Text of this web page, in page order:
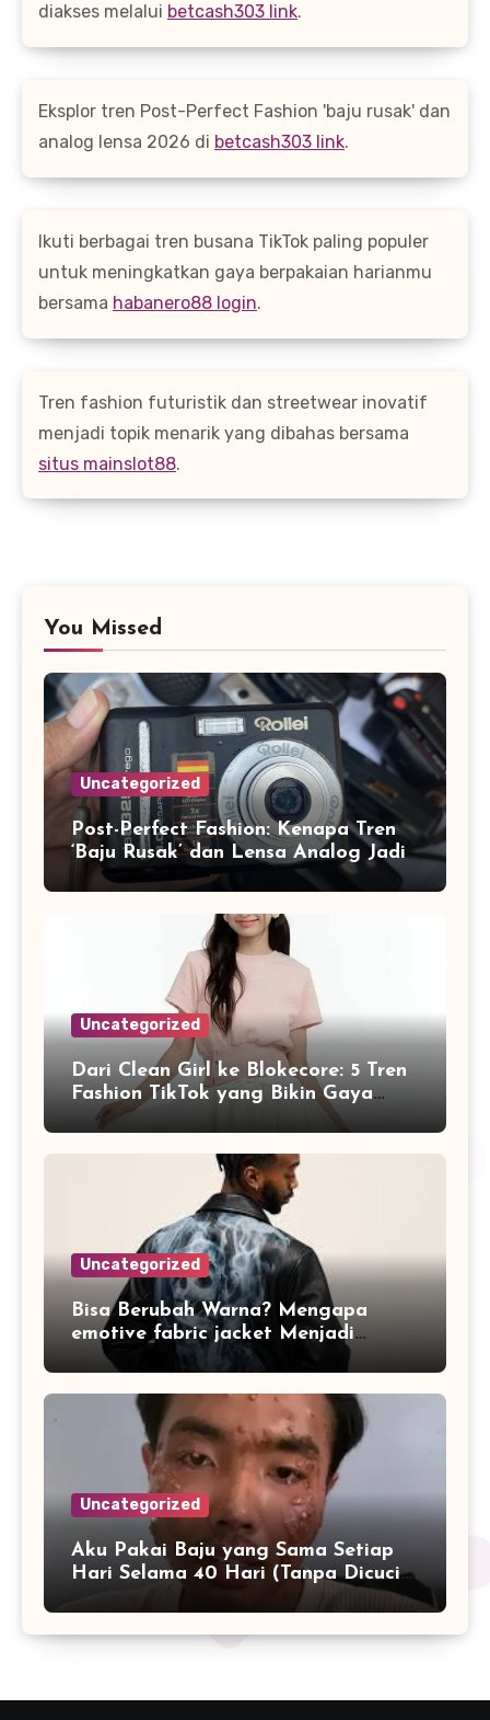
diakses melalui betcash303 link.
Eksplor tren Post-Perfect Fashion 'baju rusak' dan
analog lensa 2026 di betcash303 link.
Ikuti berbagai tren busana TikTok paling populer
untuk meningkatkan gaya berpakaian harianmu
bersama habanero88 login.
Tren fashion futuristik dan streetwear inovatif
menjadi topik menarik yang dibahas bersama
situs mainslot88.
You Missed
Uncategorized
Post-Perfect Fashion: Kenapa Tren
‘Baju Rusak’ dan Lensa Analog Jadi
Identitas Baru Gen Z di 2026
Uncategorized
Dari Clean Girl ke Blokecore: 5 Tren
Fashion TikTok yang Bikin Gaya
Kamu Naik Level di 2026
Uncategorized
Bisa Berubah Warna? Mengapa
emotive fabric jacket Menjadi
Streetwear Paling Ikonik di Jakarta
Sepanjang April 2026
Uncategorized
Aku Pakai Baju yang Sama Setiap
Hari Selama 40 Hari (Tanpa Dicuci):
Yang Terjadi pada Kulit dan
Mentalku Bikin Fashion Influencer
Speechless